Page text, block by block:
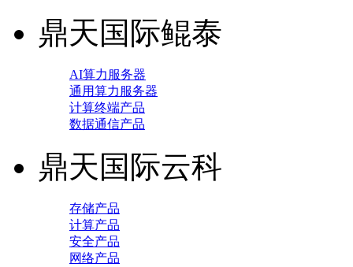
鼎天国际鲲泰
AI算力服务器
通用算力服务器
计算终端产品
数据通信产品
鼎天国际云科
存储产品
计算产品
安全产品
网络产品